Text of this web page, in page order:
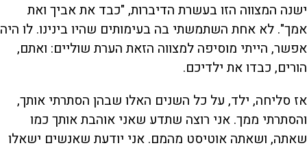
ישנה המצווה הזו בעשרת הדיברות, "כבד את אביך ואת
אמך". לא אחת השתמשתי בה בעימותים שהיו בינינו. לו היה
אפשר, הייתי מוסיפה למצווה הזאת הערת שוליים: ואתם,
הורים, כבדו את ילדיכם.
אז סליחה, ילד, על כל השנים האלו שבהן הסתרתי אותך,
והסתרתי ממך. אני רוצה שתדע שאני אוהבת אותך כמו
שאתה, ושאתה אוטיסט מהמם. אני יודעת שאנשים ישאלו